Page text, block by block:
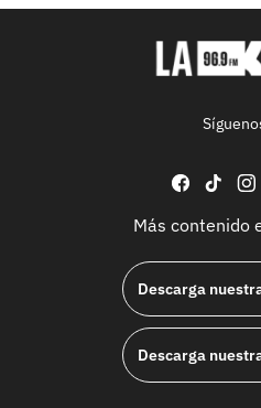
facebook
tiktok
Más contenido
Descarga
Descarga